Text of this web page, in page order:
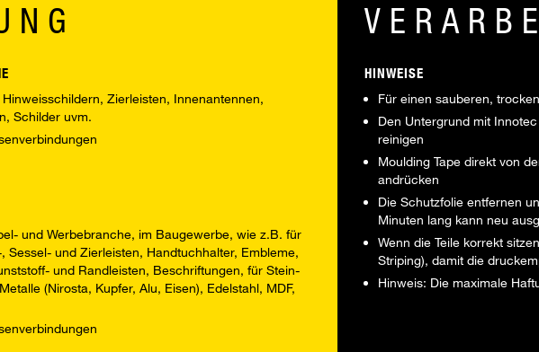
Zierleisten, Innenantennen,
Schilder uvm.
und Werbebranche, im Baugewerbe, wie z.B. für
Sessel- und Zierleisten, Handtuchhalter, Embleme,
und Randleisten, Beschriftungen, für Stein-
(Nirosta, Kupfer, Alu, Eisen), Edelstahl, MDF,
HINWEISE
Für einen sauberen,
Den Untergrund mit
reinigen
Moulding Tape direkt von
andrücken
Die Schutzfolie entfernen
Minuten lang kann neu
Wenn die Teile korrekt
Striping), damit die
Hinweis: Die maximale